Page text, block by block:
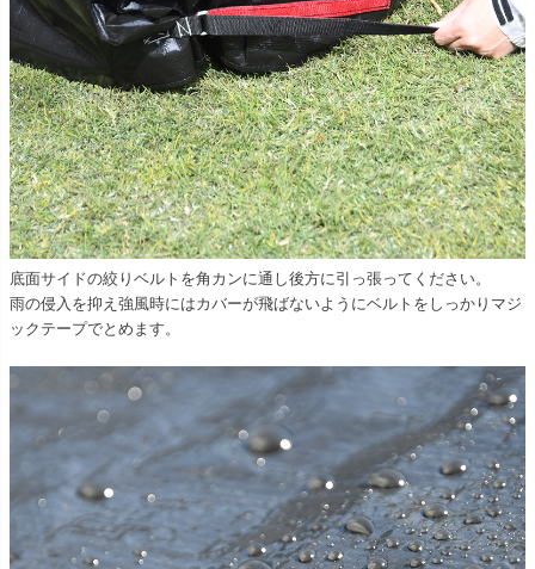
底面サイドの絞りベルトを角カンに通し後方に引っ張ってください。
雨の侵入を抑え強風時にはカバーが飛ばないようにベルトをしっかりマジ
ックテープでとめます。